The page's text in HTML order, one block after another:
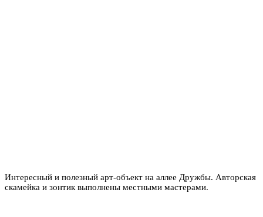
Интересный и полезный арт-объект на аллее Дружбы. Авторская
скамейка и зонтик выполнены местными мастерами.